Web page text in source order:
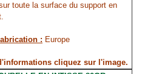
toute la surface du support en
: Europe
cliquez sur l'image.